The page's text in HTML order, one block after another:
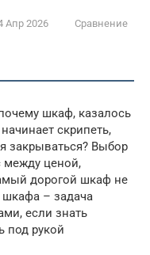
Апр 2026
Сравнение
шкаф, казалось
скрипеть,
закрываться? Выбор
между ценой,
дорогой шкаф не
шкафа – задача
если знать
под рукой